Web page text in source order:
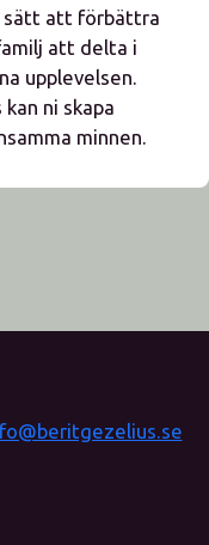
sätt att förbättra
att delta i
upplevelsen.
ni skapa
minnen.